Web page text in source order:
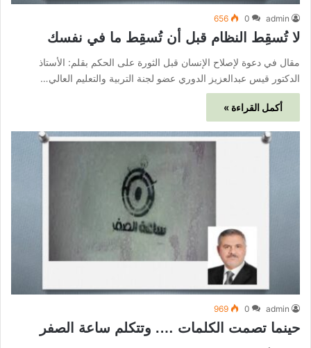
admin
0
656
لا تُسقِط النظام قبل أن تُسقِط ما في نفسك
مقال في دعوة لإصلاح الإنسان قبل الثورة على الحكم بقلم: الأستاذ
الدكتور قيس عبدالعزيز الدوري عضو لجنة التربية والتعليم العالي…
أكمل القراءة »
admin
0
969
حينما تصمت الكلمات …. وتتكلم ساعة الصفر